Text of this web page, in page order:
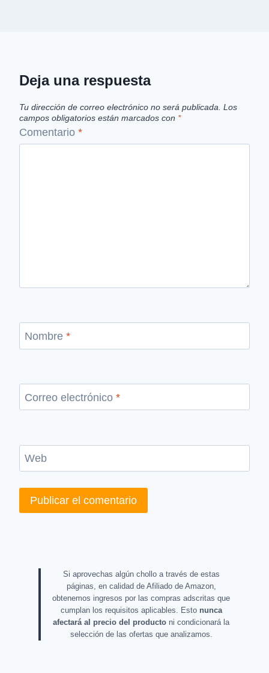
Deja una respuesta
Tu dirección de correo electrónico no será publicada. Los
campos obligatorios están marcados con *
Comentario *
Nombre *
Correo electrónico *
Web
Si aprovechas algún chollo a través de estas
páginas, en calidad de Afiliado de Amazon,
obtenemos ingresos por las compras adscritas que
cumplan los requisitos aplicables. Esto nunca
afectará al precio del producto ni condicionará la
selección de las ofertas que analizamos.